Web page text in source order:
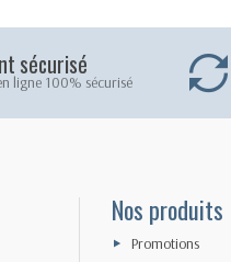
sécurisé
ligne 100% sécurisé
Nos produits
Promotions